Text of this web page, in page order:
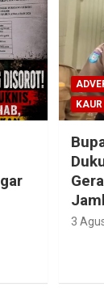
KAUR
3